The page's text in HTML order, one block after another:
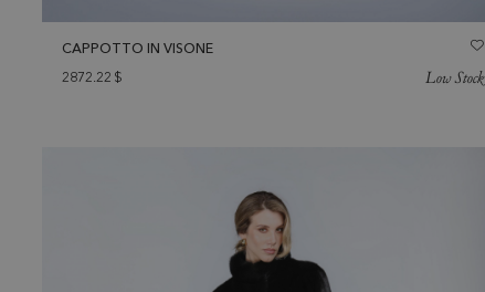
CAPPOTTO IN VISONE
2872.22 $ Low Stock